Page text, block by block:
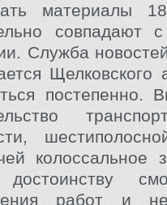
материалы
совпадают
Служба
Щелковского
постепенно.
колоссальное
достоинству
работ и